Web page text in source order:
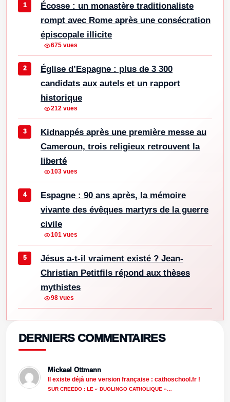
Écosse : un monastère traditionaliste
rompt avec Rome après une consécration
épiscopale illicite
675 vues
Église d’Espagne : plus de 3 300
candidats aux autels et un rapport
historique
212 vues
Kidnappés après une première messe au
Cameroun, trois religieux retrouvent la
liberté
103 vues
Espagne : 90 ans après, la mémoire
vivante des évêques martyrs de la guerre
civile
101 vues
Jésus a-t-il vraiment existé ? Jean-
Christian Petitfils répond aux thèses
mythistes
98 vues
DERNIERS COMMENTAIRES
Mickael Ottmann
Il existe déjà une version française : cathoschool.fr !
SUR CREEDO : LE « DUOLINGO CATHOLIQUE »…